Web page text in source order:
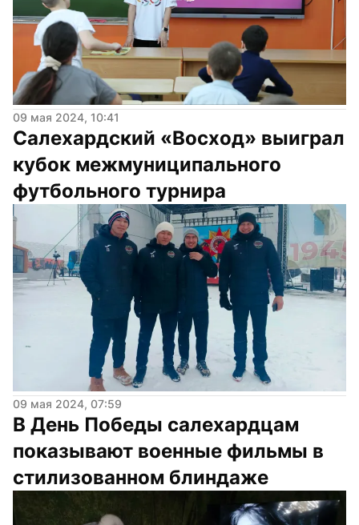
09 мая 2024, 10:41
Салехардский «Восход» выиграл
кубок межмуниципального
футбольного турнира
09 мая 2024, 07:59
В День Победы салехардцам
показывают военные фильмы в
стилизованном блиндаже